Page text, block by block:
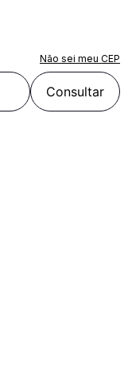
Não sei meu CEP
Consultar